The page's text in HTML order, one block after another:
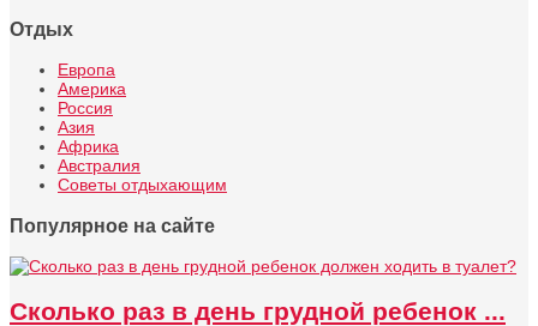
Отдых
Европа
Америка
Россия
Азия
Африка
Австралия
Советы отдыхающим
Популярное на сайте
Сколько раз в день грудной ребенок ...